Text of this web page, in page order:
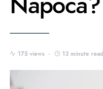
175 views 13 minute read